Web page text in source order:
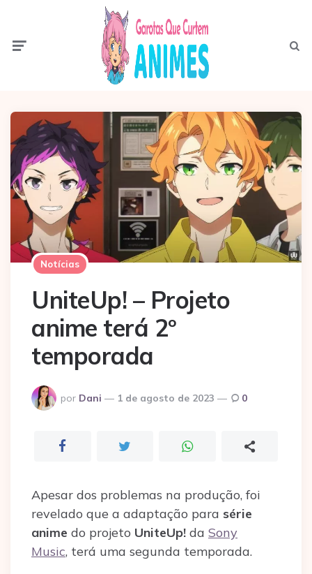
Notícias
UniteUp! – Projeto
anime terá 2º
temporada
Postado
por
por Dani 1 de agosto de 2023 0
Apesar dos problemas na produção, foi
revelado que a adaptação para série
anime do projeto UniteUp! da Sony
Music, terá uma segunda temporada.